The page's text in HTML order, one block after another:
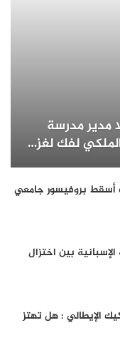
مدير مدرسة
لفك لغز…
أسقط بروفيسور جامعي
بين اختزال
الإيطالي : هل تهتز